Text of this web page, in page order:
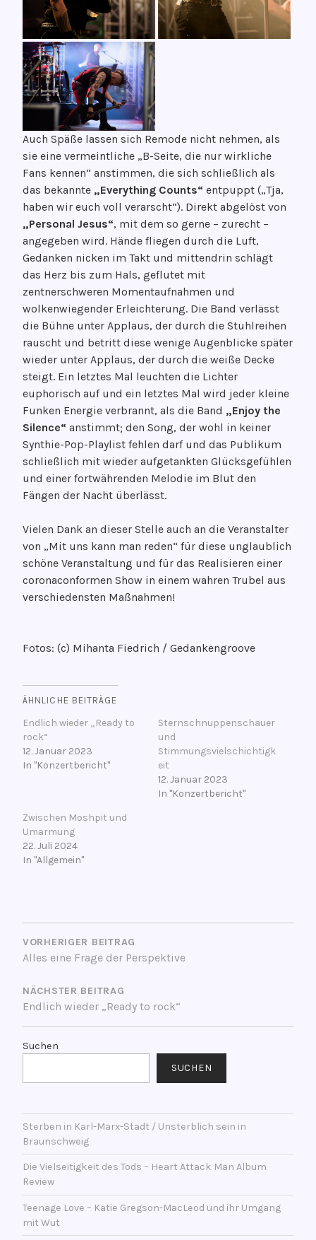
Auch Späße lassen sich Remode nicht nehmen, als
sie eine vermeintliche „B-Seite, die nur wirkliche
Fans kennen“ anstimmen, die sich schließlich als
das bekannte „Everything Counts“ entpuppt („Tja,
haben wir euch voll verarscht“). Direkt abgelöst von
„Personal Jesus“, mit dem so gerne – zurecht –
angegeben wird. Hände fliegen durch die Luft,
Gedanken nicken im Takt und mittendrin schlägt
das Herz bis zum Hals, geflutet mit
zentnerschweren Momentaufnahmen und
wolkenwiegender Erleichterung. Die Band verlässt
die Bühne unter Applaus, der durch die Stuhlreihen
rauscht und betritt diese wenige Augenblicke später
wieder unter Applaus, der durch die weiße Decke
steigt. Ein letztes Mal leuchten die Lichter
euphorisch auf und ein letztes Mal wird jeder kleine
Funken Energie verbrannt, als die Band „Enjoy the
Silence“ anstimmt; den Song, der wohl in keiner
Synthie-Pop-Playlist fehlen darf und das Publikum
schließlich mit wieder aufgetankten Glücksgefühlen
und einer fortwährenden Melodie im Blut den
Fängen der Nacht überlässt.
Vielen Dank an dieser Stelle auch an die Veranstalter
von „Mit uns kann man reden“ für diese unglaublich
schöne Veranstaltung und für das Realisieren einer
coronaconformen Show in einem wahren Trubel aus
verschiedensten Maßnahmen!
Fotos: (c) Mihanta Fiedrich / Gedankengroove
ÄHNLICHE BEITRÄGE
Endlich wieder „Ready to
rock“
12. Januar 2023
In "Konzertbericht"
Sternschnuppenschauer
und
Stimmungsvielschichtigk
eit
12. Januar 2023
In "Konzertbericht"
Zwischen Moshpit und
Umarmung
22. Juli 2024
In "Allgemein"
e
r
s
h
l
a
g
t
e
t
m
i
t
B
a
BEITRAGSNAVIGATION
VORHERIGER BEITRAG
Alles eine Frage der Perspektive
NÄCHSTER BEITRAG
Endlich wieder „Ready to rock“
Suchen
SUCHEN
Sterben in Karl-Marx-Stadt / Unsterblich sein in
Braunschweig
Die Vielseitigkeit des Tods – Heart Attack Man Album
Review
Teenage Love – Katie Gregson-MacLeod und ihr Umgang
mit Wut